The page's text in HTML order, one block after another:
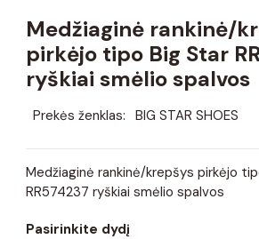
Medžiaginė rankinė/
pirkėjo tipo Big Star
ryškiai smėlio spalvos
Prekės ženklas: BIG STAR SHOES
Medžiaginė rankinė/krepšys pirkėjo
RR574237 ryškiai smėlio spalvos
Pasirinkite dydį